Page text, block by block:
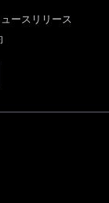
ースリリース